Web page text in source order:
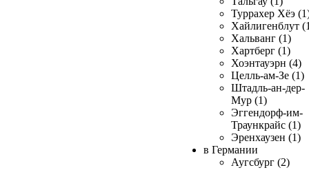
Туррахер Хёэ
Хайлигенблут
Хальванг (1)
Хартберг (1)
Хоэнтауэрн (4)
Целль-ам-Зе (1)
Штадль-ан-дер-
Мур (1)
Эггендорф-им-
Траункрайс (1)
Эренхаузен (1)
в Германии
Аугсбург (2)